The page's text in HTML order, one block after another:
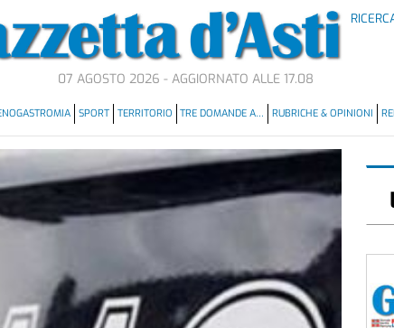
07 AGOSTO 2026 - AGGIORNATO ALLE 17.08
SPORT TERRITORIO TRE DOMANDE A… RUBRICHE & OPINIONI